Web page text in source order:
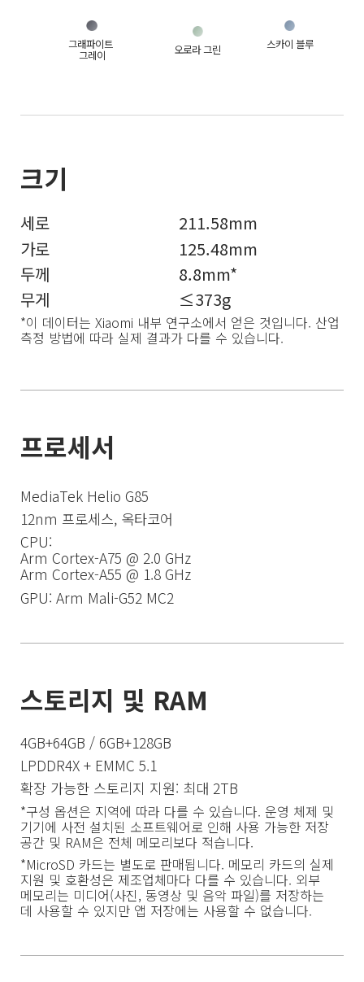
그래파이트
그레이 오로라 그린 스카이 블루
세로
211.58mm
가로
125.48mm
두께
8.8mm*
무게
≤373g
*이 데이터는 Xiaomi 내부 연구소에서 얻은 것입니다. 산업
측정 방법에 따라 실제 결과가 다를 수 있습니다.
MediaTek Helio G85
12nm 프로세스, 옥타코어
CPU:
Arm Cortex-A75 @ 2.0 GHz
Arm Cortex-A55 @ 1.8 GHz
GPU: Arm Mali-G52 MC2
4GB+64GB / 6GB+128GB
LPDDR4X + EMMC 5.1
확장 가능한 스토리지 지원: 최대 2TB
*구성 옵션은 지역에 따라 다를 수 있습니다. 운영 체제 및
기기에 사전 설치된 소프트웨어로 인해 사용 가능한 저장
*MicroSD 카드는 별도로 판매됩니다. 메모리 카드의 실제
지원 및 호환성은 제조업체마다 다를 수 있습니다. 외부
메모리는 미디어(사진, 동영상 및 음악 파일)를 저장하는
데 사용할 수 있지만 앱 저장에는 사용할 수 없습니다.